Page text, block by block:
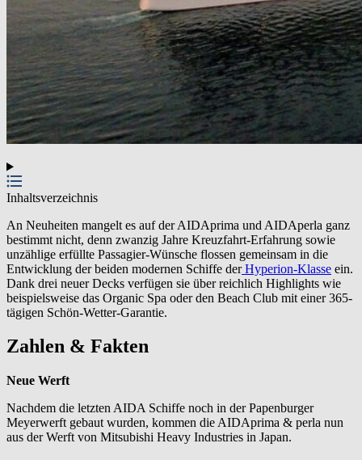
Inhaltsverzeichnis
An Neuheiten mangelt es auf der AIDAprima und AIDAperla ganz
bestimmt nicht, denn zwanzig Jahre Kreuzfahrt-Erfahrung sowie
unzählige erfüllte Passagier-Wünsche flossen gemeinsam in die
Entwicklung der beiden modernen Schiffe derHyperion-Klasse ein.
Dank drei neuer Decks verfügen sie über reichlich Highlights wie
beispielsweise das Organic Spa oder den Beach Club mit einer 365-
tägigen Schön-Wetter-Garantie.
Zahlen & Fakten
Neue Werft
Nachdem die letzten AIDA Schiffe noch in der Papenburger
Meyerwerft gebaut wurden, kommen die AIDAprima & perla nun
aus der Werft von Mitsubishi Heavy Industries in Japan.